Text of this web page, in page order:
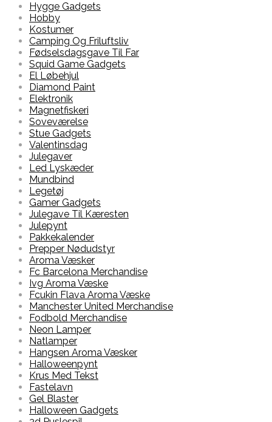
Hygge Gadgets
Hobby
Kostumer
Camping Og Friluftsliv
Fødselsdagsgave Til Far
Squid Game Gadgets
El Løbehjul
Diamond Paint
Elektronik
Magnetfiskeri
Soveværelse
Stue Gadgets
Valentinsdag
Julegaver
Led Lyskæder
Mundbind
Legetøj
Gamer Gadgets
Julegave Til Kæresten
Julepynt
Pakkekalender
Prepper Nødudstyr
Aroma Væsker
Fc Barcelona Merchandise
Ivg Aroma Væske
Fcukin Flava Aroma Væske
Manchester United Merchandise
Fodbold Merchandise
Neon Lamper
Natlamper
Hangsen Aroma Væsker
Halloweenpynt
Krus Med Tekst
Fastelavn
Gel Blaster
Halloween Gadgets